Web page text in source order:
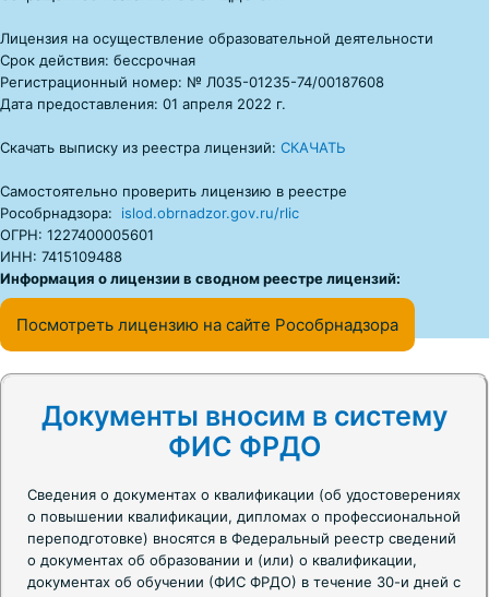
Лицензия на осуществление образовательной деятельности
Срок действия: бессрочная
Регистрационный номер: № Л035-01235-74/00187608
Дата предоставления: 01 апреля 2022 г.
Скачать выписку из реестра лицензий: СКАЧАТЬ
Самостоятельно проверить лицензию в реестре
Рособрнадзора: islod.obrnadzor.gov.ru/rlic
ОГРН: 1227400005601
ИНН: 7415109488
Информация о лицензии в сводном реестре лицензий:
Посмотреть лицензию на сайте Рособрнадзора
Документы вносим в систему
ФИС ФРДО
Сведения о документах о квалификации (об удостоверениях
о повышении квалификации, дипломах о профессиональной
переподготовке) вносятся в Федеральный реестр сведений
о документах об образовании и (или) о квалификации,
документах об обучении (ФИС ФРДО) в течение 30-и дней с